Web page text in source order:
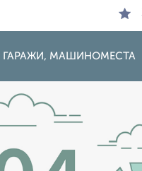
ГАРАЖИ, МАШИНОМЕСТА